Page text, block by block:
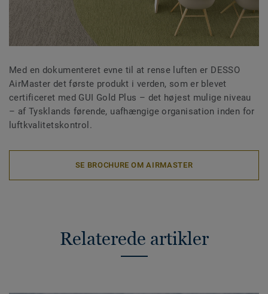
Med en dokumenteret evne til at rense luften er DESSO
AirMaster det første produkt i verden, som er blevet
certificeret med GUI Gold Plus – det højest mulige niveau
– af Tysklands førende, uafhængige organisation inden for
luftkvalitetskontrol.
SE BROCHURE OM AIRMASTER
Relaterede artikler